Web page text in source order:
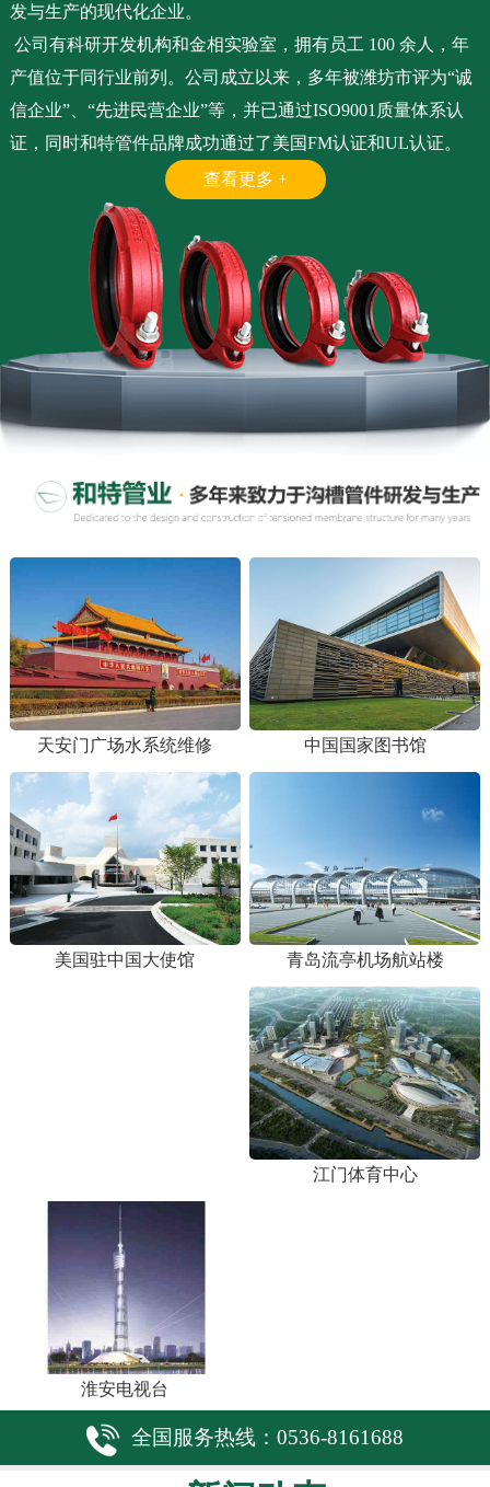
发与生产的现代化企业。
公司有科研开发机构和金相实验室，拥有员工 100 余人，年
产值位于同行业前列。公司成立以来，多年被潍坊市评为“诚
信企业”、“先进民营企业”等，并已通过ISO9001质量体系认
证，同时和特管件品牌成功通过了美国FM认证和UL认证。
查看更多 +
天安门广场水系统维修 中国国家图书馆
美国驻中国大使馆 青岛流亭机场航站楼
江门体育中心
淮安电视台
全国服务热线：0536-8161688